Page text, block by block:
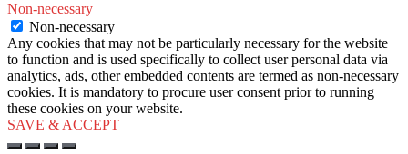
Non-necessary
Non-necessary
Any cookies that may not be particularly necessary for the website
to function and is used specifically to collect user personal data via
analytics, ads, other embedded contents are termed as non-necessary
cookies. It is mandatory to procure user consent prior to running
these cookies on your website.
SAVE & ACCEPT